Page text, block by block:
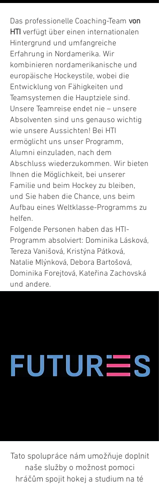
Das professionelle Coaching-Team von
HTI verfügt über einen internationalen
Hintergrund und umfangreiche
Erfahrung in Nordamerika. Wir
kombinieren nordamerikanische und
europäische Hockeystile, wobei die
Entwicklung von Fähigkeiten und
Teamsystemen die Hauptziele sind.
Unsere Teamreise endet nie – unsere
Absolventen sind uns genauso wichtig
wie unsere Aussichten! Bei HTI
ermöglicht uns unser Programm,
Alumni einzuladen, nach dem
Abschluss wiederzukommen. Wir bieten
Ihnen die Möglichkeit, bei unserer
Familie und beim Hockey zu bleiben,
und Sie haben die Chance, uns beim
Aufbau eines Weltklasse-Programms zu
helfen.
Folgende Personen haben das HTI-
Programm absolviert: Dominika Lásková,
Tereza Vanišová, Kristýna Pátková,
Natalie Mlýnková, Debora Bartošová,
Dominika Forejtová, Kateřina Zachovská
und andere.
Tato spolupráce nám umožňuje doplnit
naše služby o možnost pomoci
hráčům spojit hokej a studium na té